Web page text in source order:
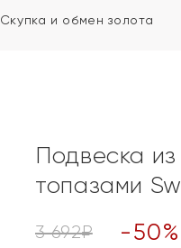
Скупка и обмен золота
Подвеска
топазами
3 692₽ -50%